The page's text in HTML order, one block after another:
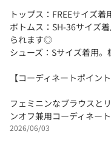
トップス：FREEサイズ着
ボトムス：SH-36サイズ
られます◎
シューズ：Sサイズ着用。
【コーディネートポイント
フェミニンなブラウスと
ンオフ兼用コーディネート
2026/06/03